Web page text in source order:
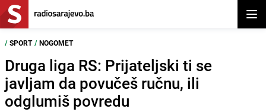
/ SPORT / NOGOMET
Druga liga RS: Prijateljski ti se
javljam da povučeš ručnu, ili
odglumiš povredu